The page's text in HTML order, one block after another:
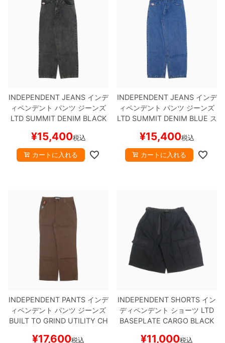
INDEPENDENT JEANSインデ
ィペンデント パンツ ジーンズ
LTD SUMMIT DENIM BLACK
¥15,400税込
カートに入れる
INDEPENDENT JEANSインデ
ィペンデント パンツ ジーンズ
LTD SUMMIT DENIM BLUE ス
¥15,400税込
カートに入れる
INDEPENDENT PANTSインデ
ィペンデント パンツ ジーンズ
BUILT TO GRIND UTILITY CH
¥17,600税込
INDEPENDENT SHORTS イン
ディペンデント ショーツ LTD
BASEPLATE CARGO BLACK
¥11,000税込